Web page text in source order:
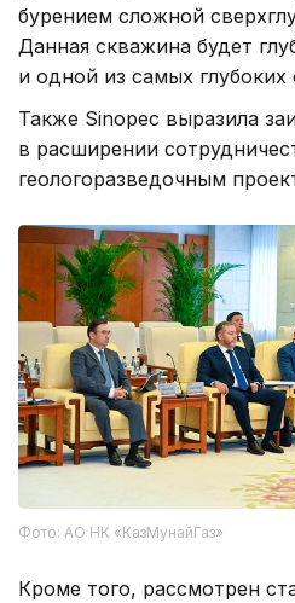
бурением сложной
Данная скважина будет
и одной из самых
Также Sinopec выразила
в расширении
геологоразведочным
Фото: АО НК «КазМунайГаз»
Кроме того, рассмотрен